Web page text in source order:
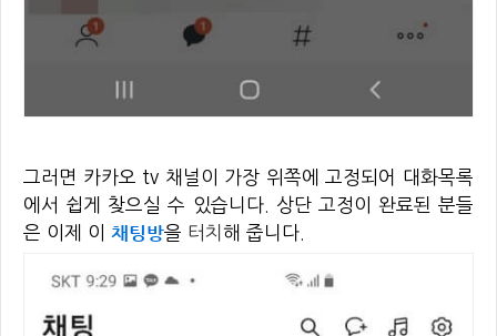
그러면 카카오 tv 채널이 가장 위쪽에 고정되어 대화목록
에서 쉽게 찾으실 수 있습니다. 상단 고정이 완료된 분들
은 이제 이 채팅방을 터치 해 줍니다.